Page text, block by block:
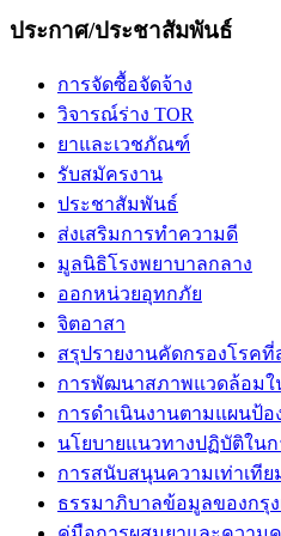
ประกาศ/ประชาสัมพันธ์
การจัดซื้อจัดจ้าง
วิจารณ์ร่าง TOR
ยาและเวชภัณฑ์
รับสมัครงาน
ประชาสัมพันธ์
ส่งเสริมการทำความดี
มูลนิธิโรงพยาบาลกลาง
ออกหน่วยอุทกภัย
จิตอาสา
สรุปรายงานคัดกรองโรค
การพัฒนาสภาพแวดล้อมใ
การดำเนินงานตามแผนป้
นโยบายแนวทางปฏิบัติใน
การสนับสนุนความเท่าเทีย
ธรรมาภิบาลข้อมูลของกรุ